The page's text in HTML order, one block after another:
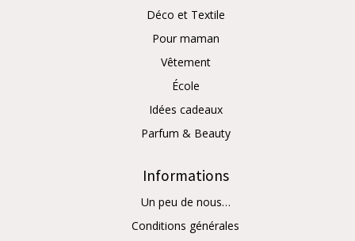
Déco et Textile
Pour maman
Vêtement
École
Idées cadeaux
Parfum & Beauty
Informations
Un peu de nous…
Conditions générales